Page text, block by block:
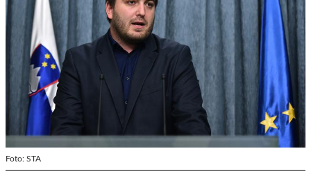
Foto: STA